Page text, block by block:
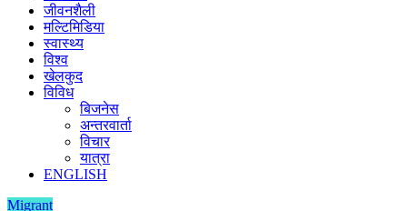
जीवनशैली
मल्टिमिडिया
स्वास्थ्य
विश्व
खेलकुद
विविध
बिजनेस
अन्तरवार्ता
विचार
यात्रा
ENGLISH
Migrant